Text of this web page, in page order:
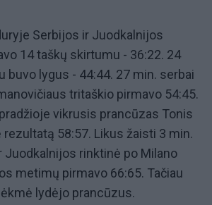
Serbijos ir Juodkalnijos
14 taškų skirtumu - 36:22. 24
buvo lygus - 44:44. 27 min. serbai
tritaškio pirmavo 54:45.
vikrusis prancūzas Tonis
58:57. Likus žaisti 3 min.
Juodkalnijos rinktinė po Milano
metimų pirmavo 66:65. Tačiau
lydėjo prancūzus.